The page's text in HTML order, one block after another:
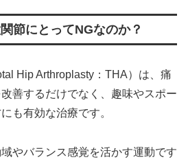
節にとってNGなのか？
Hip Arthroplasty：THA）は、痛
善するだけでなく、趣味やスポー
も有効な治療です。
やバランス感覚を活かす運動です